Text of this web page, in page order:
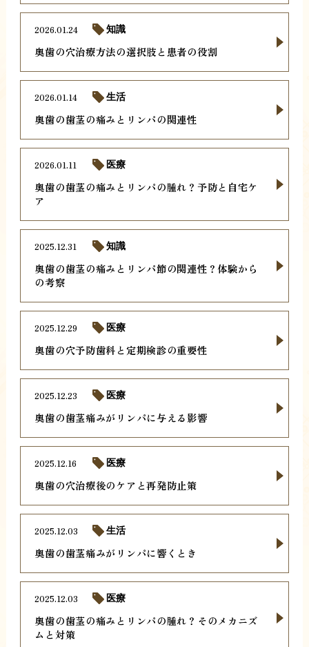
奥歯の穴治療方法の選択肢と患者の役割
2026.01.24 知識
奥歯の歯茎の痛みとリンパの関連性
2026.01.14 生活
奥歯の歯茎の痛みとリンパの腫れ？予防と自宅ケ
ア
2026.01.11 医療
奥歯の歯茎の痛みとリンパ節の関連性？体験から
の考察
2025.12.31 知識
奥歯の穴予防歯科と定期検診の重要性
2025.12.29 医療
奥歯の歯茎痛みがリンパに与える影響
2025.12.23 医療
奥歯の穴治療後のケアと再発防止策
2025.12.16 医療
奥歯の歯茎痛みがリンパに響くとき
2025.12.03 生活
奥歯の歯茎の痛みとリンパの腫れ？そのメカニズ
ムと対策
2025.12.03 医療